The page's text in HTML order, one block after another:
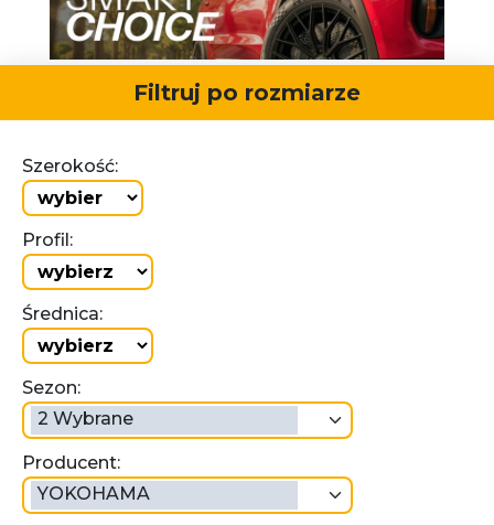
Filtruj po rozmiarze
Szerokość:
Profil:
Średnica:
Sezon:
2 Wybrane
Producent:
YOKOHAMA